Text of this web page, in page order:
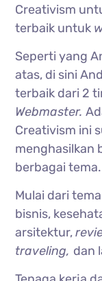
Creativism
terbaik untuk
Seperti yang
atas, di sini
terbaik dari 2
Webmaster.
Creativism ini
menghasilkan
berbagai tema.
Mulai dari
bisnis,
arsitektur,
traveling, dan